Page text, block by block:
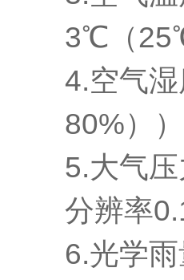
3℃（
4.空气
80%）
5.大气
分辨率
6.光学